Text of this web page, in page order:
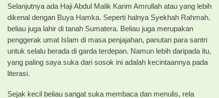
Selanjutnya ada Haji Abdul Malik Karim Amrullah atau yang lebih
dikenal dengan Buya Hamka. Seperti halnya Syekhah Rahmah,
beliau juga lahir di tanah Sumatera. Beliau juga merupakan
penggerak umat Islam di masa penjajahan, panutan para santri
untuk selalu berada di garda terdepan. Namun lebih daripada itu,
yang paling saya suka dari sosok ini adalah kecintaannya pada
literasi.
Sejak kecil beliau sangat suka membaca dan menulis, rela